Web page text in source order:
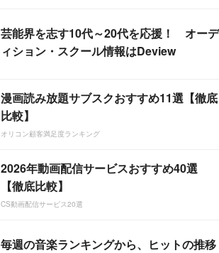
芸能界を志す10代～20代を応援！ オーデ
ィション・スクール情報はDeview
漫画読み放題サブスクおすすめ11選【徹底
比較】
オリコン顧客満足度ランキング
2026年動画配信サービスおすすめ40選
【徹底比較】
CS動画配信サービス20選
毎週の音楽ランキングから、ヒットの推移